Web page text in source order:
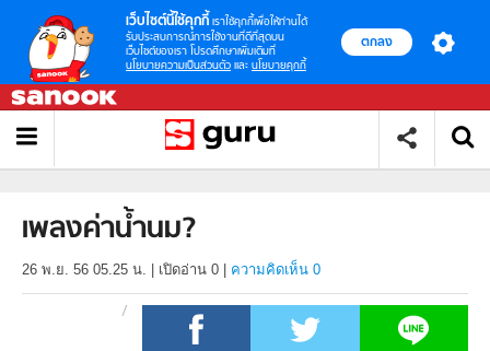
เว็บไซต์นี้ใช้คุกกี้ เราใช้คุกกี้เพื่อให้ท่านได้
รับประสบการณ์การใช้งานที่ดีที่สุดบน
เว็บไซต์ของเรา โปรดศึกษาเพิ่มเติมที่
นโยบายความเป็นส่วนตัว และ นโยบายคุกกี้
ตกลง
เพลงค่าน้ำนม?
26 พ.ย. 56 05.25 น. เปิดอ่าน 0 ความคิดเห็น 0